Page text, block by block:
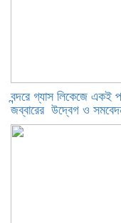
বন্দরে গ্যাস লিকেজে
জব্বারের উদ্বেগ ও